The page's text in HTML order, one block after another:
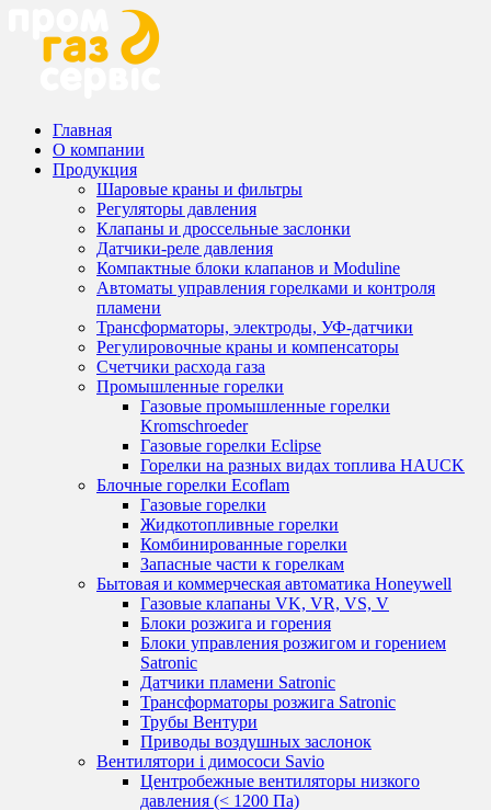
Главная
О компании
Продукция
Шаровые краны и фильтры
Регуляторы давления
Клапаны и дроссельные заслонки
Датчики-реле давления
Компактные блоки клапанов и Moduline
Автоматы управления горелками и контроля
пламени
Трансформаторы, электроды, УФ-датчики
Регулировочные краны и компенсаторы
Счетчики расхода газа
Промышленные горелки
Газовые промышленные горелки
Kromschroeder
Газовые горелки Eclipse
Горелки на разных видах топлива HAUCK
Блочные горелки Ecoflam
Газовые горелки
Жидкотопливные горелки
Комбинированные горелки
Запасные части к горелкам
Бытовая и коммерческая автоматика Honeywell
Газовые клапаны VK, VR, VS, V
Блоки розжига и горения
Блоки управления розжигом и горением
Satronic
Датчики пламени Satronic
Трансформаторы розжига Satronic
Трубы Вентури
Приводы воздушных заслонок
Вентилятори і димососи Savio
Центробежные вентиляторы низкого
давления (< 1200 Па)